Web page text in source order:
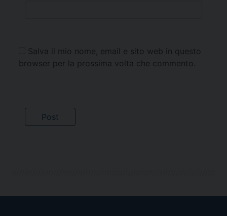
Salva il mio nome, email e sito web in questo
browser per la prossima volta che commento.